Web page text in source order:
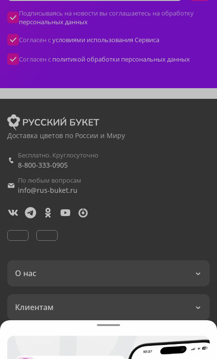
Подписываясь на новости вы соглашаетесь на обработку
персональных данных
Согласен сусловиями использования Сервиса
Согласен с политикой обработки персональных данных
Доставка цветов по России и Миру
Бесплатно. Круглосуточно
8-800-333-0905
По любым вопросам
info@rus-buket.ru
О нас
Клиентам